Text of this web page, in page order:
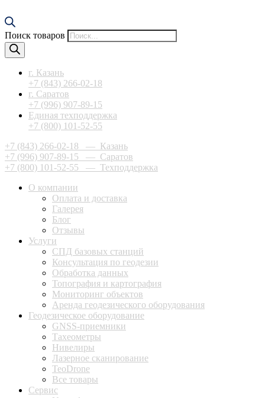
Поиск товаров
г. Казань
+7 (843) 266-02-18
г. Саратов
+7 (996) 907-89-15
Единая техподдержка
+7 (800) 101-52-55
+7 (843) 266-02-18 — Казань
+7 (996) 907-89-15 — Саратов
+7 (800) 101-52-55 — Техподдержка
О компании
Оплата и доставка
Галерея
Блог
Отзывы
Услуги
СПД базовых станций
Консультация по геодезии
Обработка данных
Топография и картография
Мониторинг объектов
Аренда геодезического оборудования
Геодезическое оборудование
GNSS-приемники
Тахеометры
Нивелиры
Лазерное сканирование
TeoDrone
Все товары
Сервис